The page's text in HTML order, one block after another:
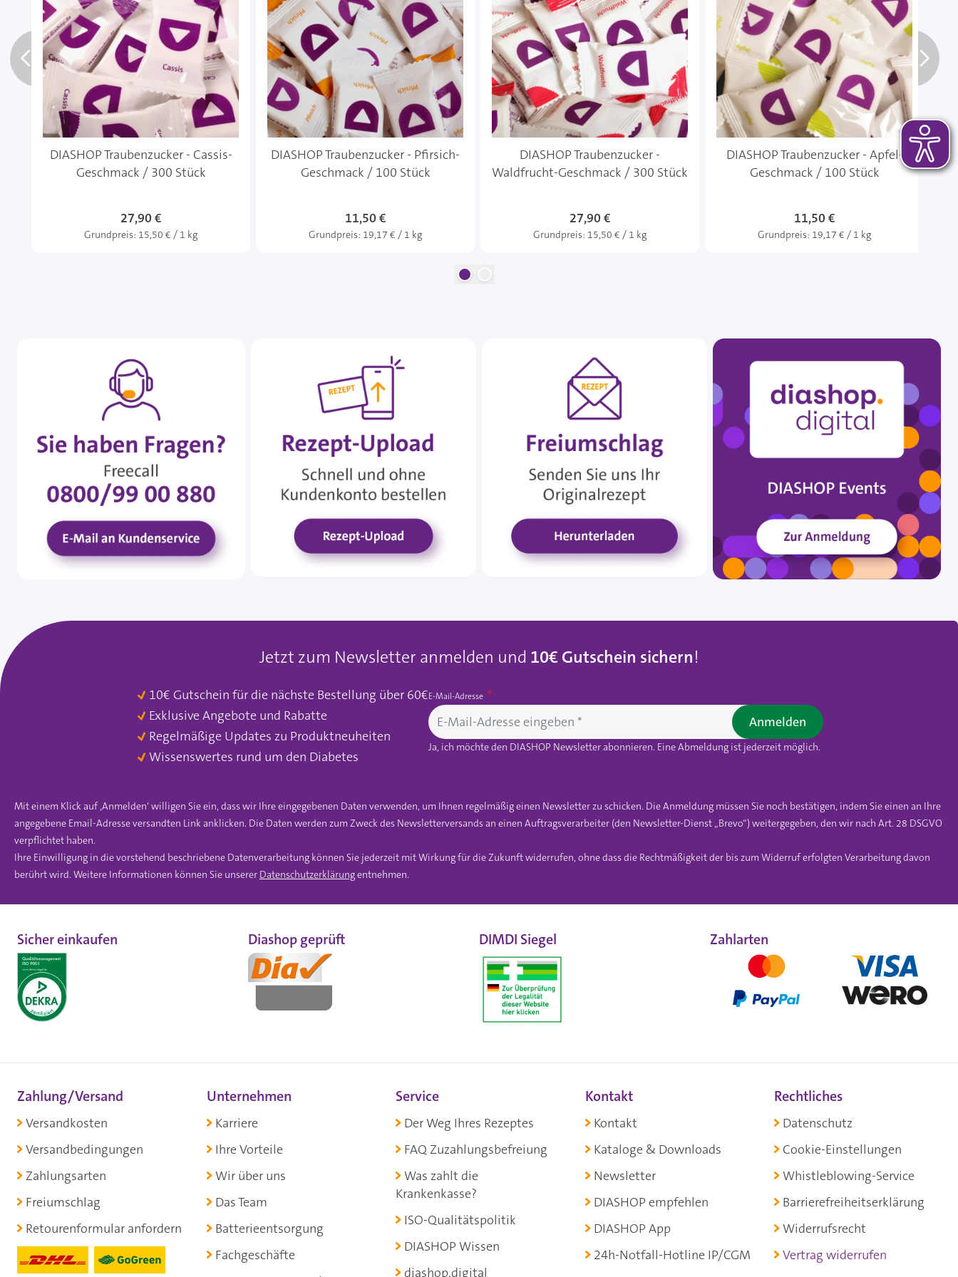
DIASHOP Traubenzucker - Cassis-
Geschmack / 300 Stück
27,90 €
Grundpreis: 15,50 € / 1 kg
DIASHOP Traubenzucker - Pfirsich-
Geschmack / 100 Stück
11,50 €
Grundpreis: 19,17 € / 1 kg
DIASHOP Traubenzucker -
Waldfrucht-Geschmack / 300 Stück
27,90 €
Grundpreis: 15,50 € / 1 kg
DIASHOP Traubenzucker - Apfel-
Geschmack / 100 Stück
11,50 €
Grundpreis: 19,17 € / 1 kg
Jetzt zum Newsletter anmelden und 10€ Gutschein sichern!
10€ Gutschein für die nächste Bestellung über 60€
Exklusive Angebote und Rabatte
Regelmäßige Updates zu Produktneuheiten
Wissenswertes rund um den Diabetes
E-Mail-Adresse
Ja, ich möchte den DIASHOP Newsletter abonnieren. Eine Abmeldung ist jederzeit möglich.
Anmelden
Mit einem Klick auf ‚Anmelden‘ willigen Sie ein, dass wir Ihre eingegebenen Daten verwenden, um Ihnen regelmäßig einen Newsletter zu schicken. Die Anmeldung müssen Sie noch bestätigen, indem Sie einen an Ihre
angegebene Email-Adresse versandten Link anklicken. Die Daten werden zum Zweck des Newsletterversands an einen Auftragsverarbeiter (den Newsletter-Dienst „Brevo“) weitergegeben, den wir nach Art. 28 DSGVO
verpflichtet haben.
Ihre Einwilligung in die vorstehend beschriebene Datenverarbeitung können Sie jederzeit mit Wirkung für die Zukunft widerrufen, ohne dass die Rechtmäßigkeit der bis zum Widerruf erfolgten Verarbeitung davon
berührt wird. Weitere Informationen können Sie unserer Datenschutzerklärungentnehmen.
Sicher einkaufen Diashop geprüft DIMDI Siegel Zahlarten
Zahlung/Versand
Versandkosten
Versandbedingungen
Zahlungsarten
Freiumschlag
Retourenformular anfordern
Unternehmen
Karriere
Ihre Vorteile
Wir über uns
Das Team
Batterieentsorgung
Fachgeschäfte
Service
Der Weg Ihres Rezeptes
FAQ Zuzahlungsbefreiung
Was zahlt die
Krankenkasse?
ISO-Qualitätspolitik
DIASHOP Wissen
diashop.digital
Kontakt
Kontakt
Kataloge & Downloads
Newsletter
DIASHOP empfehlen
DIASHOP App
24h-Notfall-Hotline IP/CGM
Rechtliches
Datenschutz
Cookie-Einstellungen
Whistleblowing-Service
Barrierefreiheitserklärung
Widerrufsrecht
Vertrag widerrufen